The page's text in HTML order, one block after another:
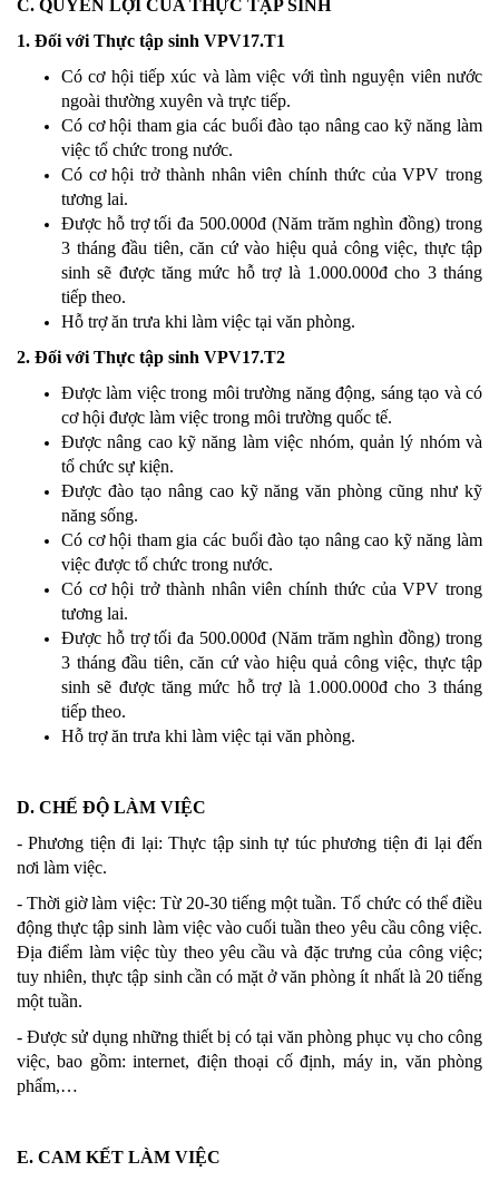
C. QUYỀN LỢI CỦA THỰC TẬP SINH
1. Đối với Thực tập sinh VPV17.T1
Có cơ hội tiếp xúc và làm việc với tình nguyện viên nước
ngoài thường xuyên và trực tiếp.
Có cơ hội tham gia các buổi đào tạo nâng cao kỹ năng làm
việc tổ chức trong nước.
Có cơ hội trở thành nhân viên chính thức của VPV trong
tương lai.
Được hỗ trợ tối đa 500.000đ (Năm trăm nghìn đồng) trong
3 tháng đầu tiên, căn cứ vào hiệu quả công việc, thực tập
sinh sẽ được tăng mức hỗ trợ là 1.000.000đ cho 3 tháng
tiếp theo.
Hỗ trợ ăn trưa khi làm việc tại văn phòng.
2. Đối với Thực tập sinh VPV17.T2
Được làm việc trong môi trường năng động, sáng tạo và có
cơ hội được làm việc trong môi trường quốc tế.
Được nâng cao kỹ năng làm việc nhóm, quản lý nhóm và
tổ chức sự kiện.
Được đào tạo nâng cao kỹ năng văn phòng cũng như kỹ
năng sống.
Có cơ hội tham gia các buổi đào tạo nâng cao kỹ năng làm
việc được tổ chức trong nước.
Có cơ hội trở thành nhân viên chính thức của VPV trong
tương lai.
Được hỗ trợ tối đa 500.000đ (Năm trăm nghìn đồng) trong
3 tháng đầu tiên, căn cứ vào hiệu quả công việc, thực tập
sinh sẽ được tăng mức hỗ trợ là 1.000.000đ cho 3 tháng
tiếp theo.
Hỗ trợ ăn trưa khi làm việc tại văn phòng.
D. CHẾ ĐỘ LÀM VIỆC
- Phương tiện đi lại: Thực tập sinh tự túc phương tiện đi lại đến
nơi làm việc.
- Thời giờ làm việc: Từ 20-30 tiếng một tuần. Tổ chức có thể điều
động thực tập sinh làm việc vào cuối tuần theo yêu cầu công việc.
Địa điểm làm việc tùy theo yêu cầu và đặc trưng của công việc;
tuy nhiên, thực tập sinh cần có mặt ở văn phòng ít nhất là 20 tiếng
một tuần.
- Được sử dụng những thiết bị có tại văn phòng phục vụ cho công
việc, bao gồm: internet, điện thoại cố định, máy in, văn phòng
phẩm,…
E. CAM KẾT LÀM VIỆC